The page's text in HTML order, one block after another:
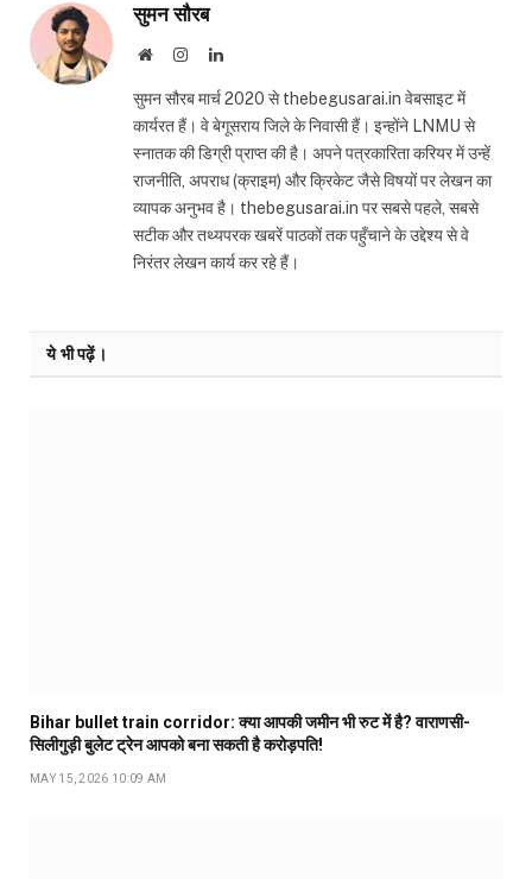
सुमन सौरब
WebsiteInstagramLinkedIn
सुमन सौरब मार्च 2020 से thebegusarai.in वेबसाइट में
कार्यरत हैं। वे बेगूसराय जिले के निवासी हैं। इन्होंने LNMU से
स्नातक की डिग्री प्राप्त की है। अपने पत्रकारिता करियर में उन्हें
राजनीति, अपराध (क्राइम) और क्रिकेट जैसे विषयों पर लेखन का
व्यापक अनुभव है। thebegusarai.in पर सबसे पहले, सबसे
सटीक और तथ्यपरक खबरें पाठकों तक पहुँचाने के उद्देश्य से वे
निरंतर लेखन कार्य कर रहे हैं।
ये भी पढ़ें।
Bihar bullet train corridor: क्या आपकी जमीन भी रुट में है? वाराणसी-
सिलीगुड़ी बुलेट ट्रेन आपको बना सकती है करोड़पति!
MAY 15, 2026 10:09 AM